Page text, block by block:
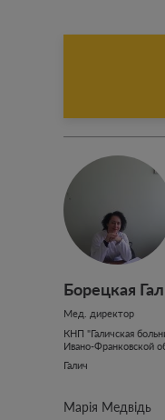
ИМЯ
ФАМИЛИЯ
Добавить
Борецкая
Мед. директор
КНП "Галичская
Ивано-Франковской
Галич
Марія Медвідь